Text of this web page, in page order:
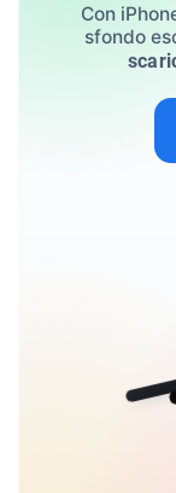
Con
sfondo